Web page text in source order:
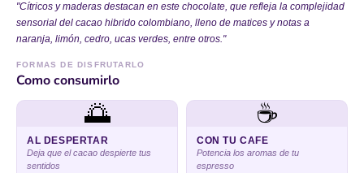
"Cítricos y maderas destacan en este chocolate, que refleja la complejidad
sensorial del cacao hibrido colombiano, lleno de matices y notas a
naranja, limón, cedro, ucas verdes, entre otros."
FORMAS DE DISFRUTARLO
Como consumirlo
🌅
AL DESPERTAR
Deja que el cacao despierte tus
sentidos
☕
CON TU CAFE
Potencia los aromas de tu
espresso